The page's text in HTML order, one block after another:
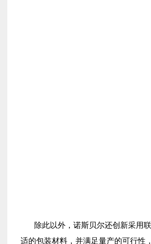
除此以外，诺斯贝尔还创新采用
适的包装材料，并满足量产的可行性